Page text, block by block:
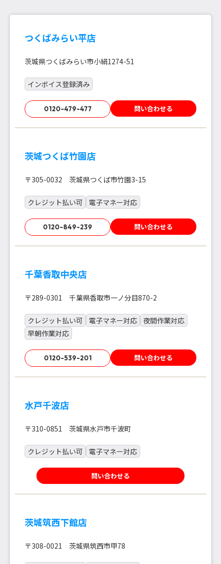
つくばみらい平店
茨城県つくばみらい市小絹1274-51
インボイス登録済み
0120-479-477 問い合わせる
茨城つくば竹園店
〒305-0032 茨城県つくば市竹園3-15
クレジット払い可 電子マネー対応
0120-849-239 問い合わせる
千葉香取中央店
〒289-0301 千葉県香取市一ノ分目870-2
クレジット払い可 電子マネー対応
夜間作業対応
早朝作業対応
0120-539-201 問い合わせる
水戸千波店
〒310-0851 茨城県水戸市千波町
クレジット払い可 電子マネー対応
問い合わせる
茨城筑西下館店
〒308-0021 茨城県筑西市甲78